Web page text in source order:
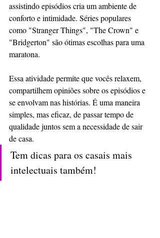
assistindo episódios cria um ambiente de
conforto e intimidade. Séries populares
como "Stranger Things", "The Crown" e
"Bridgerton" são ótimas escolhas para uma
maratona.
Essa atividade permite que vocês relaxem,
compartilhem opiniões sobre os episódios e
se envolvam nas histórias. É uma maneira
simples, mas eficaz, de passar tempo de
qualidade juntos sem a necessidade de sair
de casa.
Tem dicas para os casais mais
intelectuais também!